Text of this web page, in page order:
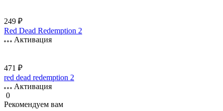
249 ₽
Red Dead Redemption 2
Активация
471 ₽
red dead redemption 2
Активация
0
Рекомендуем вам